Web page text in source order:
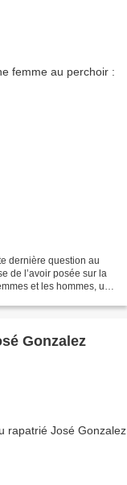
dernière question au
de l’avoir posée sur la
et les hommes, un
Gonzalez